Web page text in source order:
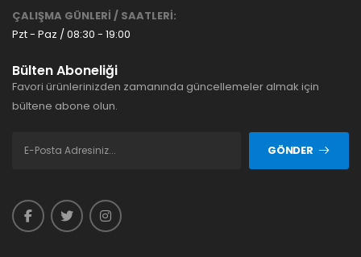
ÇALIŞMA GÜNLERİ / SAATLERİ:
Pzt - Paz / 08:30 - 19:00
Bülten Aboneliği
Favori ürünlerinizden zamanında güncellemeler almak için
bültene abone olun.
GÖNDER